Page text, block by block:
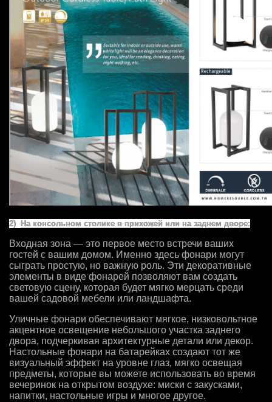
2) На консольном столике в прихожей или на заднем дворе:
Входная зона — это первое место встречи ваших
гостей с вашим домом. Именно здесь фонари могут
сыграть простую, но важную роль. Эти декоративные
элементы в виде фонарей позволяют вам создать
световую сцену, которая будет мягко мерцать среди
вашей садовой мебели или ландшафта.
Уличные фонари обеспечивают мягкое, низковольтное
акцентное освещение небольшого участка заднего
двора, подчеркивая архитектурные детали или декор.
Настольные фонари на батарейках создают тот же
визуальный эффект на уровне глаз, мягко освещая
предметы, которые вы можете использовать во время
вечеринок на открытом воздухе: миски с закусками,
напитки, настольные игры и многое другое.